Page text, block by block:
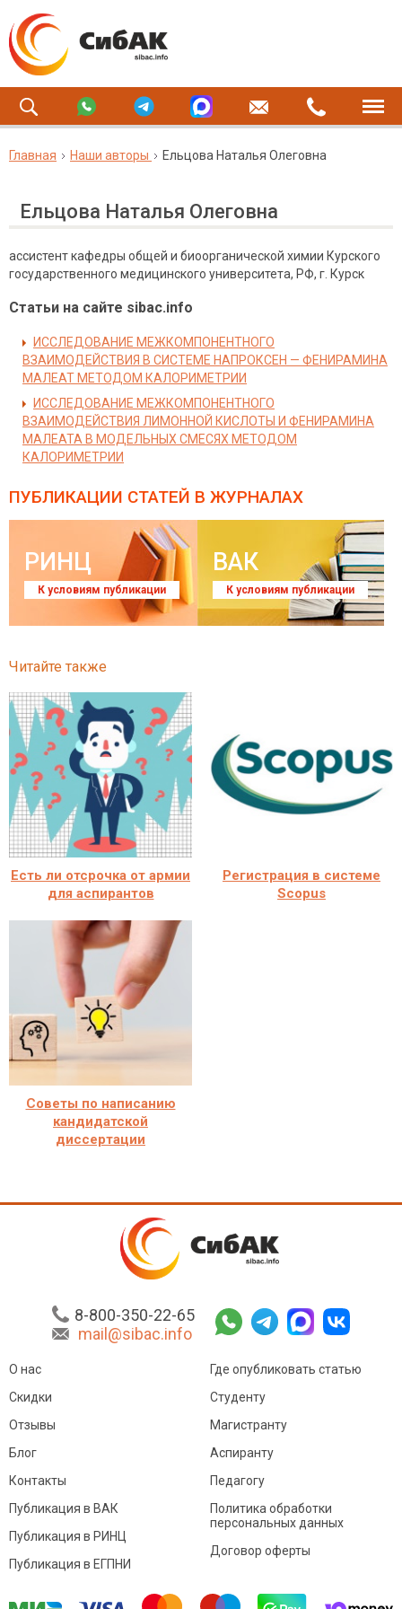
Главная Наши авторы Ельцова Наталья Олеговна
Ельцова Наталья Олеговна
ассистент кафедры общей и биоорганической химии Курского
государственного медицинского университета, РФ, г. Курск
Статьи на сайте sibac.info
ИССЛЕДОВАНИЕ МЕЖКОМПОНЕНТНОГО
ВЗАИМОДЕЙСТВИЯ В СИСТЕМЕ НАПРОКСЕН — ФЕНИРАМИНА
МАЛЕАТ МЕТОДОМ КАЛОРИМЕТРИИ
ИССЛЕДОВАНИЕ МЕЖКОМПОНЕНТНОГО
ВЗАИМОДЕЙСТВИЯ ЛИМОННОЙ КИСЛОТЫ И ФЕНИРАМИНА
МАЛЕАТА В МОДЕЛЬНЫХ СМЕСЯХ МЕТОДОМ
КАЛОРИМЕТРИИ
ПУБЛИКАЦИИ СТАТЕЙ В ЖУРНАЛАХ
РИНЦ
К условиям публикации
ВАК
К условиям публикации
Читайте также
Есть ли отсрочка от армии
для аспирантов
Регистрация в системе
Scopus
Советы по написанию
кандидатской
диссертации
8-800-350-22-65
mail@sibac.info
О нас
Скидки
Отзывы
Блог
Контакты
Где опубликовать статью
Студенту
Магистранту
Аспиранту
Педагогу
Публикация в ВАК
Публикация в РИНЦ
Публикация в ЕГПНИ
Политика обработки
персональных данных
Договор оферты